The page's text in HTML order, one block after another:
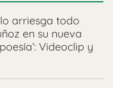
arriesga todo
en su nueva
Videoclip y